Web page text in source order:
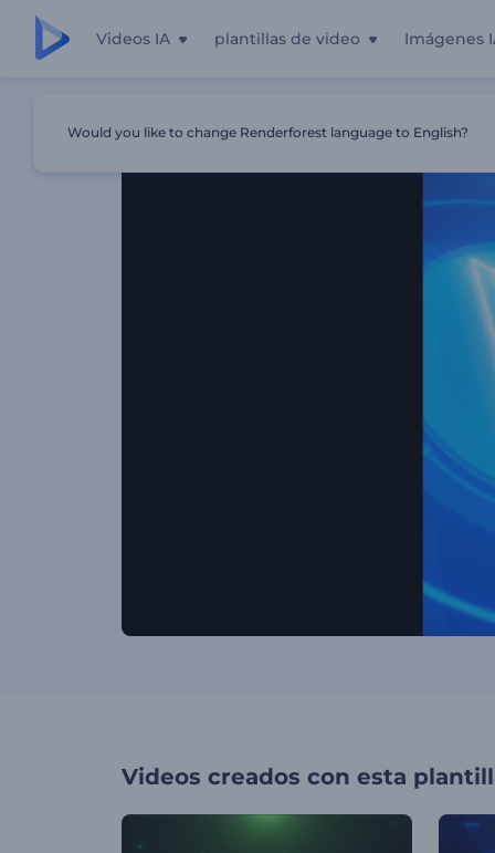
Videos IA plantillas de video Imágenes
Videos creados con esta
Would you like to change Renderforest language to English?